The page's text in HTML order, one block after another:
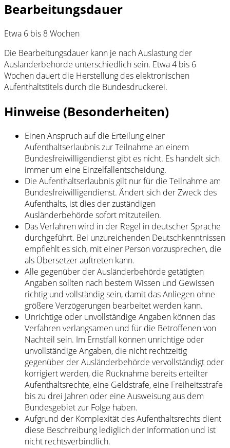
Bearbeitungsdauer
Etwa 6 bis 8 Wochen
Die Bearbeitungsdauer kann je nach Auslastung der
Ausländerbehörde unterschiedlich sein. Etwa 4 bis 6
Wochen dauert die Herstellung des elektronischen
Aufenthaltstitels durch die Bundesdruckerei.
Hinweise (Besonderheiten)
Einen Anspruch auf die Erteilung einer
Aufenthaltserlaubnis zur Teilnahme an einem
Bundesfreiwilligendienst gibt es nicht. Es handelt sich
immer um eine Einzelfallentscheidung.
Die Aufenthaltserlaubnis gilt nur für die Teilnahme am
Bundesfreiwilligendienst. Ändert sich der Zweck des
Aufenthalts, ist dies der zuständigen
Ausländerbehörde sofort mitzuteilen.
Das Verfahren wird in der Regel in deutscher Sprache
durchgeführt. Bei unzureichenden Deutschkenntnissen
empfiehlt es sich, mit einer Person vorzusprechen, die
als Übersetzer auftreten kann.
Alle gegenüber der Ausländerbehörde getätigten
Angaben sollten nach bestem Wissen und Gewissen
richtig und vollständig sein, damit das Anliegen ohne
größere Verzögerungen bearbeitet werden kann.
Unrichtige oder unvollständige Angaben können das
Verfahren verlangsamen und für die Betroffenen von
Nachteil sein. Im Ernstfall können unrichtige oder
unvollständige Angaben, die nicht rechtzeitig
gegenüber der Ausländerbehörde vervollständigt oder
korrigiert werden, die Rücknahme bereits erteilter
Aufenthaltsrechte, eine Geldstrafe, eine Freiheitsstrafe
bis zu drei Jahren oder eine Ausweisung aus dem
Bundesgebiet zur Folge haben.
Aufgrund der Komplexität des Aufenthaltsrechts dient
diese Beschreibung lediglich der Information und ist
nicht rechtsverbindlich.